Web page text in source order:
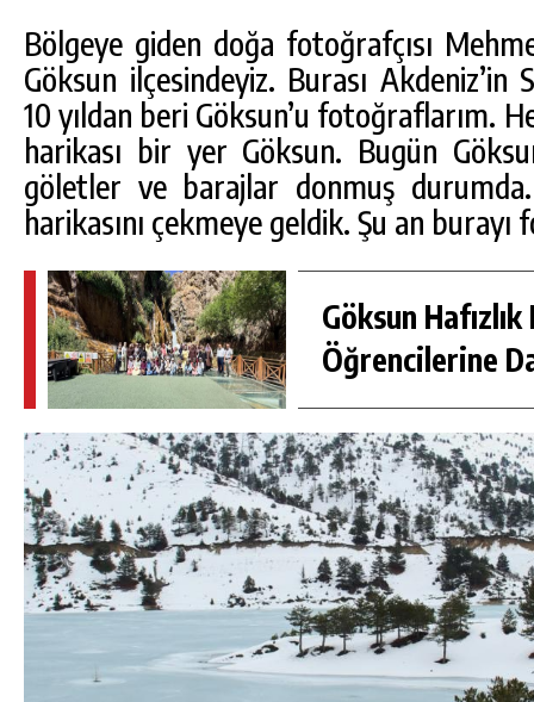
Bölgeye giden doğa fotoğrafçısı
Göksun ilçesindeyiz. Burası Akdeniz’in
10 yıldan beri Göksun’u fotoğraflarım.
harikası bir yer Göksun. Bugün
göletler ve barajlar donmuş
harikasını çekmeye geldik. Şu an
Göksun Hafızlık
Öğrencilerine
GÜNLÜK HABER AKIŞI
GÖKSUN HAFIZLIK KIZ KUR’AN KURSU
ÖĞRENCILERINE DARENDE GEZISI.